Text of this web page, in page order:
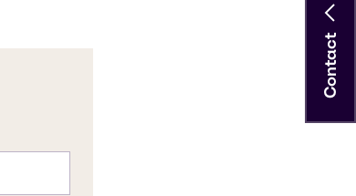
Contact